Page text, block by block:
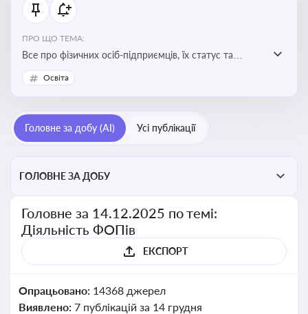
ПРО ЩО ТЕМА:
Все про фізичних осіб-підприємців, їх статус та
діяльність. Зміни в законодавстві, що стосуються
роботи ФОПів
Освіта
Головне за добу (AI) Усі публікації
ГОЛОВНЕ ЗА ДОБУ
Головне за 14.12.2025 по темі:
Діяльність ФОПів
ЕКСПОРТ
Опрацьовано: 14368 джерел
Виявлено: 7 публікацій за 14 грудня